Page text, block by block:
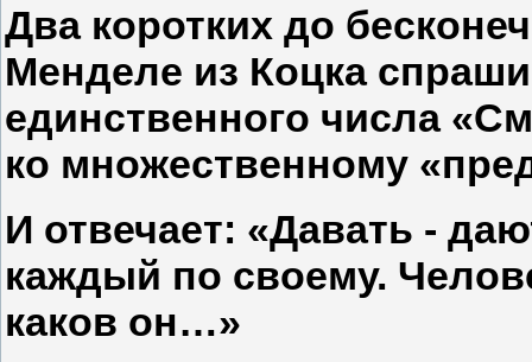
Два коротких до
Менделе из Коцка
единственного числа
ко множественному
И отвечает: «Давать -
каждый по своему.
каков он…»